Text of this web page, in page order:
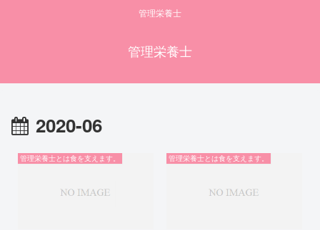
管理栄養士
管理栄養士
2020-06
管理栄養士とは食を支えます。 管理栄養士とは食を支えます。